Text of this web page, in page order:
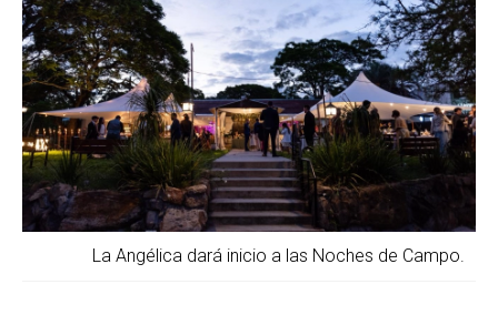
La Angélica dará inicio a las Noches de Campo.